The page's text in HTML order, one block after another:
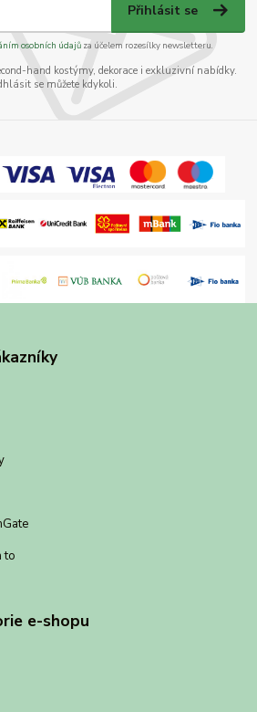
Přihlásit se
osobních údajůza účelem rozesílky newsletteru.
hand kostýmy, dekorace i exkluzivní nabídky.
se můžete kdykoli.
to
e-shopu